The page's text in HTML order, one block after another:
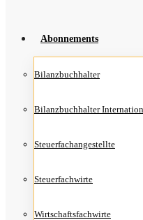
Abon­ne­ments
Bilanz­buch­hal­ter
Bilanz­buch­hal­ter
Steu­er­fach­an­ge­stell­te
Steu­er­fach­wir­te
Wirt­schafts­fach­wir­te